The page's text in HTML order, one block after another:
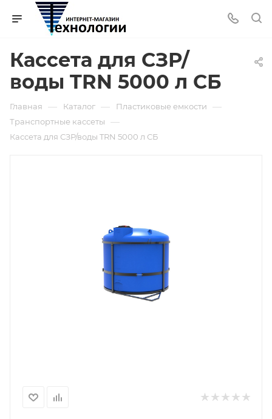
Кассета для СЗР/
воды TRN 5000 л СБ
Главная — Каталог — Пластиковые емкости —
Транспортные кассеты —
Кассета для СЗР/воды TRN 5000 л СБ